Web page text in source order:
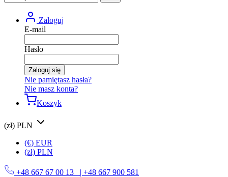
Zaloguj
E-mail
Hasło
Zaloguj się
Nie pamiętasz hasła?
Nie masz konta?
Koszyk
(zł) PLN
(€) EUR
(zł) PLN
+48 667 67 00 13
| +48 667 900 581